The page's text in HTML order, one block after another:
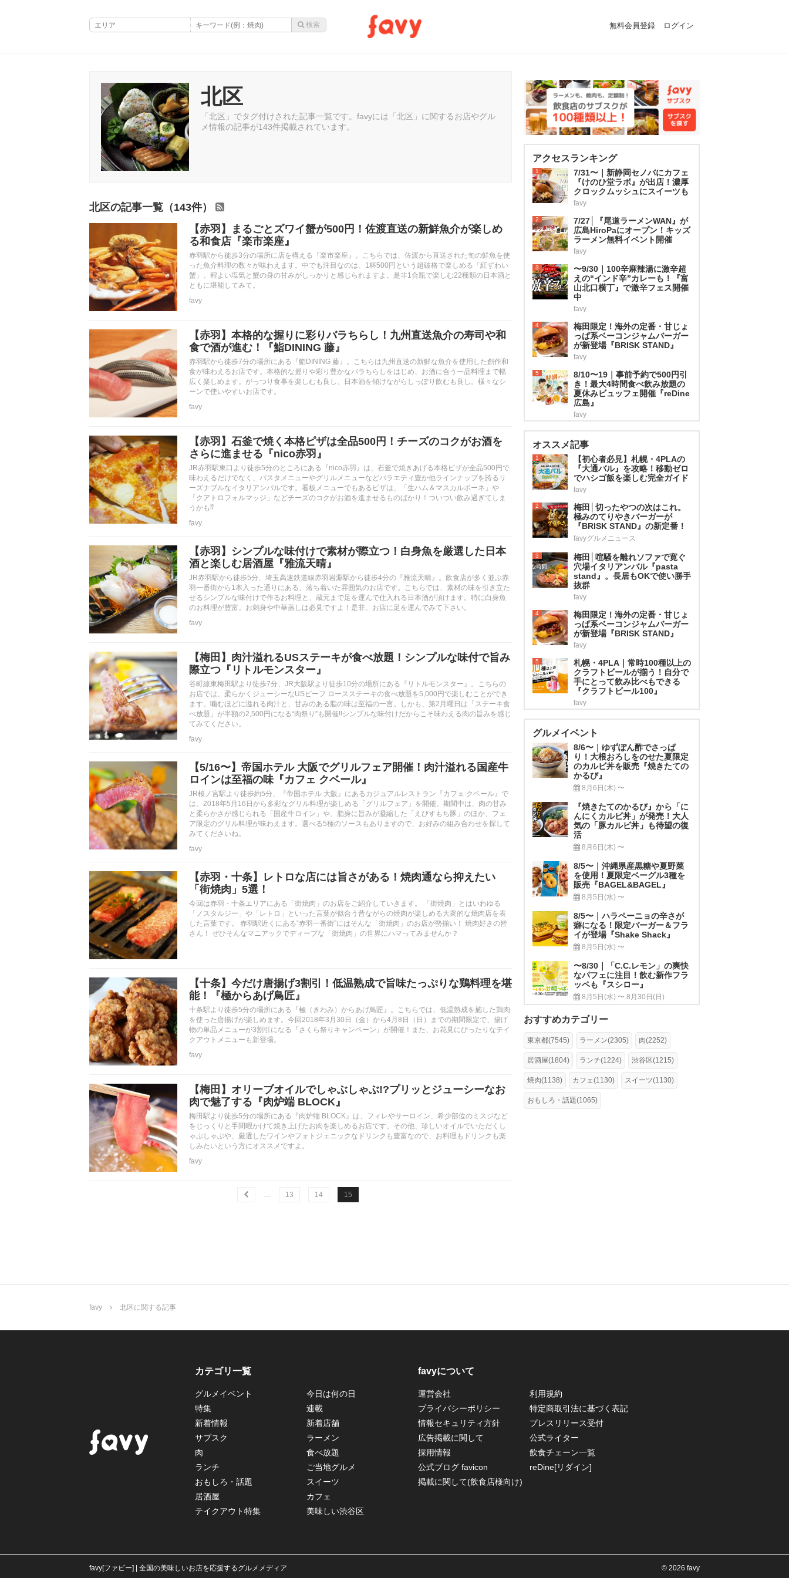
無料会員登録 ログイン
北区
「北区」でタグ付けされた記事一覧です。favyには「北区」に関するお店やグル
メ情報の記事が143件掲載されています。
北区の記事一覧（143件）
【赤羽】まるごとズワイ蟹が500円！佐渡直送の新鮮魚介が楽しめ
る和食店『楽市楽座』
赤羽駅から徒歩3分の場所に店を構える『楽市楽座』。こちらでは、佐渡から直送された旬の鮮魚を使
った魚介料理の数々が味わえます。中でも注目なのは、1杯500円という超破格で楽しめる「紅ずわい
蟹」。程よい塩気と蟹の身の甘みがしっかりと感じられますよ。是非1合瓶で楽しむ22種類の日本酒と
ともに堪能してみて。
favy
【赤羽】本格的な握りに彩りバラちらし！九州直送魚介の寿司や和
食で酒が進む！『鮨DINING 藤』
赤羽駅から徒歩7分の場所にある『鮨DINING 藤』。こちらは九州直送の新鮮な魚介を使用した創作和
食が味わえるお店です。本格的な握りや彩り豊かなバラちらしをはじめ、お酒に合う一品料理まで幅
広く楽しめます。がっつり食事を楽しむも良し、日本酒を傾けながらしっぽり飲むも良し。様々なシ
ーンで使いやすいお店です。
favy
【赤羽】石釜で焼く本格ピザは全品500円！チーズのコクがお酒を
さらに進ませる『nico赤羽』
JR赤羽駅東口より徒歩5分のところにある『nico赤羽』は、石釜で焼きあげる本格ピザが全品500円で
味わえるだけでなく、パスタメニューやグリルメニューなどバラエティ豊か他ラインナップを誇るリ
ーズナブルなイタリアンバルです。看板メニューでもあるピザは、「生ハム＆マスカルポーネ」や
「クアトロフォルマッジ」などチーズのコクがお酒を進ませるものばかり！ついつい飲み過ぎてしま
うかも⁉︎
favy
【赤羽】シンプルな味付けで素材が際立つ！白身魚を厳選した日本
酒と楽しむ居酒屋『雅流天晴』
JR赤羽駅から徒歩5分、埼玉高速鉄道線赤羽岩淵駅から徒歩4分の『雅流天晴』。飲食店が多く並ぶ赤
羽一番街から1本入った通りにある、落ち着いた雰囲気のお店です。こちらでは、素材の味を引き立た
せるシンプルな味付けで作るお料理と、蔵元まで足を運んで仕入れる日本酒が頂けます。特に白身魚
のお料理が豊富。お刺身や中華蒸しは必見ですよ！是非、お店に足を運んでみて下さい。
favy
【梅田】肉汁溢れるUSステーキが食べ放題！シンプルな味付で旨み
際立つ『リトルモンスター』
谷町線東梅田駅より徒歩7分、JR大阪駅より徒歩10分の場所にある『リトルモンスター』。こちらの
お店では、柔らかくジューシーなUSビーフ ロースステーキの食べ放題を5,000円で楽しむことができ
ます。噛むほどに溢れる肉汁と、甘みのある脂の味は至福の一言。しかも、第2月曜日は「ステーキ食
べ放題」が半額の2,500円になる“肉祭り”も開催‼シンプルな味付けだからこそ味わえる肉の旨みを感じ
てみてください。
favy
【5/16〜】帝国ホテル 大阪でグリルフェア開催！肉汁溢れる国産牛
ロインは至福の味『カフェ クベール』
JR桜ノ宮駅より徒歩約5分、『帝国ホテル 大阪』にあるカジュアルレストラン『カフェ クベール』で
は、2018年5月16日から多彩なグリル料理が楽しめる「グリルフェア」を開催。期間中は、肉の甘み
と柔らかさが感じられる「国産牛ロイン」や、脂身に旨みが凝縮した「えびすもち豚」のほか、フェ
ア限定のグリル料理が味わえます。選べる5種のソースもありますので、お好みの組み合わせを探して
みてくださいね。
favy
【赤羽・十条】レトロな店には旨さがある！焼肉通なら抑えたい
「街焼肉」5選！
今回は赤羽・十条エリアにある「街焼肉」のお店をご紹介していきます。 「街焼肉」とはいわゆる
「ノスタルジー」や「レトロ」といった言葉が似合う昔ながらの焼肉が楽しめる大衆的な焼肉店を表
した言葉です。 赤羽駅近くにある“赤羽一番街”にはそんな「街焼肉」のお店が勢揃い！ 焼肉好きの皆
さん！ ぜひそんなマニアックでディープな「街焼肉」の世界にハマってみませんか？
【十条】今だけ唐揚げ3割引！低温熟成で旨味たっぷりな鶏料理を堪
能！『極からあげ鳥匠』
十条駅より徒歩5分の場所にある『極（きわみ）からあげ鳥匠』。こちらでは、低温熟成を施した鶏肉
を使った唐揚げが楽しめます。今回2018年3月30日（金）から4月8日（日）までの期間限定で、揚げ
物の単品メニューが3割引になる『さくら祭りキャンペーン』が開催！また、お花見にぴったりなテイ
クアウトメニューも新登場。
favy
【梅田】オリーブオイルでしゃぶしゃぶ!?プリッとジューシーなお
肉で魅了する『肉炉端 BLOCK』
梅田駅より徒歩5分の場所にある『肉炉端 BLOCK』は、フィレやサーロイン、希少部位のミスジなど
をじっくりと手間暇かけて焼き上げたお肉を楽しめるお店です。その他、珍しいオイルでいただくし
ゃぶしゃぶや、厳選したワインやフォトジェニックなドリンクも豊富なので、お料理もドリンクも楽
しみたいという方にオススメですよ。
favy
13 14 15
アクセスランキング
1
7/31〜｜新静岡セノバにカフェ
『けのひ堂ラボ』が出店！濃厚
クロックムッシュにスイーツも
favy
2
7/27│『尾道ラーメンWAN』が
広島HiroPaにオープン！キッズ
ラーメン無料イベント開催
favy
3
〜9/30｜100辛麻辣湯に激辛超
えの“インド辛”カレーも！『富
山北口横丁』で激辛フェス開催
中
favy
4
梅田限定！海外の定番・甘じょ
っぱ系ベーコンジャムバーガー
が新登場『BRISK STAND』
favy
5
8/10〜19｜事前予約で500円引
き！最大4時間食べ飲み放題の
夏休みビュッフェ開催『reDine
広島』
favy
オススメ記事
1
【初心者必見】札幌・4PLAの
『大通バル』を攻略！移動ゼロ
でハシゴ飯を楽しむ完全ガイド
favy
2
梅田│切ったやつの次はこれ。
極みのてりやきバーガーが
『BRISK STAND』の新定番！
favyグルメニュース
3
梅田│喧騒を離れソファで寛ぐ
穴場イタリアンバル『pasta
stand』。長居もOKで使い勝手
抜群
favy
4
梅田限定！海外の定番・甘じょ
っぱ系ベーコンジャムバーガー
が新登場『BRISK STAND』
favy
5
札幌・4PLA｜常時100種以上の
クラフトビールが揃う！自分で
手にとって飲み比べもできる
『クラフトビール100』
favy
グルメイベント
8/6〜｜ゆずぽん酢でさっぱ
り！大根おろしをのせた夏限定
のカルビ丼を販売『焼きたての
かるび』
8月6日(木) 〜
『焼きたてのかるび』から「に
んにくカルビ丼」が発売！大人
気の「豚カルビ丼」も待望の復
活
8月6日(木) 〜
8/5〜｜沖縄県産黒糖や夏野菜
を使用！夏限定ベーグル3種を
販売『BAGEL&BAGEL』
8月5日(水) 〜
8/5〜｜ハラペーニョの辛さが
癖になる！限定バーガー＆フラ
イが登場『Shake Shack』
8月5日(水) 〜
〜8/30｜「C.C.レモン」の爽快
なパフェに注目！飲む新作フラ
ッペも『スシロー』
8月5日(水) 〜 8月30日(日)
おすすめカテゴリー
東京都(7545) ラーメン(2305) 肉(2252)
居酒屋(1804) ランチ(1224) 渋谷区(1215)
焼肉(1138) カフェ(1130) スイーツ(1130)
おもしろ・話題(1065)
favy 北区に関する記事
カテゴリ一覧
グルメイベント
今日は何の日
特集
連載
新着情報
新着店舗
サブスク
ラーメン
肉
食べ放題
ランチ
ご当地グルメ
おもしろ・話題
スイーツ
居酒屋
カフェ
テイクアウト特集
美味しい渋谷区
favyについて
運営会社
利用規約
プライバシーポリシー
特定商取引法に基づく表記
情報セキュリティ方針
プレスリリース受付
広告掲載に関して
公式ライター
採用情報
飲食チェーン一覧
公式ブログ favicon
reDine[リダイン]
掲載に関して(飲食店様向け)
favy[ファビー] | 全国の美味しいお店を応援するグルメメディア © 2026 favy